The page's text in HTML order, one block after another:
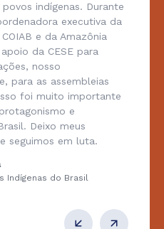
indígenas. Durante
executiva da
e da Amazônia
da CESE para
nosso
para as assembleias
foi muito importante
e
Deixo meus
seguimos em luta.
Indígenas do Brasil